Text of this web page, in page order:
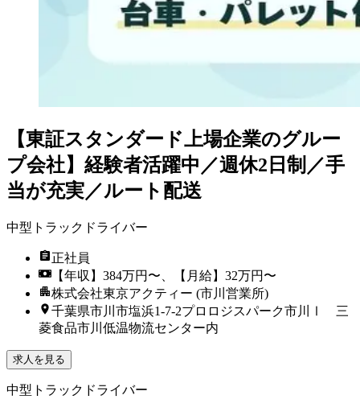
【東証スタンダード上場企業のグルー
プ会社】経験者活躍中／週休2日制／手
当が充実／ルート配送
中型トラックドライバー
正社員
【年収】384万円〜、【月給】32万円〜
株式会社東京アクティー (市川営業所)
千葉県市川市塩浜1-7-2プロロジスパーク市川Ⅰ 三
菱食品市川低温物流センター内
求人を見る
中型トラックドライバー